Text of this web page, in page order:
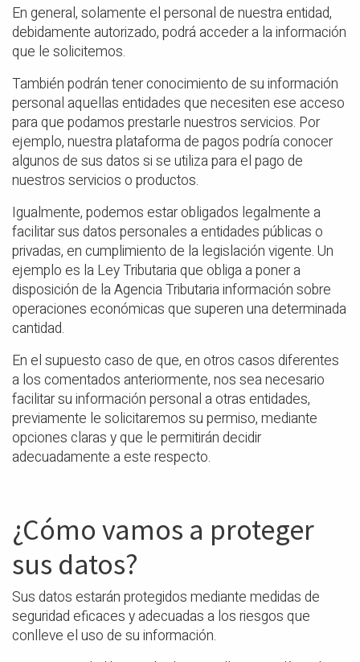
En general, solamente el personal de nuestra entidad,
debidamente autorizado, podrá acceder a la información
que le solicitemos.
También podrán tener conocimiento de su información
personal aquellas entidades que necesiten ese acceso
para que podamos prestarle nuestros servicios. Por
ejemplo, nuestra plataforma de pagos podría conocer
algunos de sus datos si se utiliza para el pago de
nuestros servicios o productos.
Igualmente, podemos estar obligados legalmente a
facilitar sus datos personales a entidades públicas o
privadas, en cumplimiento de la legislación vigente. Un
ejemplo es la Ley Tributaria que obliga a poner a
disposición de la Agencia Tributaria información sobre
operaciones económicas que superen una determinada
cantidad.
En el supuesto caso de que, en otros casos diferentes
a los comentados anteriormente, nos sea necesario
facilitar su información personal a otras entidades,
previamente le solicitaremos su permiso, mediante
opciones claras y que le permitirán decidir
adecuadamente a este respecto.
¿Cómo vamos a proteger
sus datos?
Sus datos estarán protegidos mediante medidas de
seguridad eficaces y adecuadas a los riesgos que
conlleve el uso de su información.